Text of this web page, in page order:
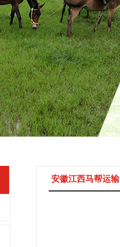
安徽江西马帮运输